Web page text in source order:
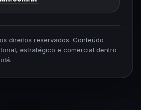
direitos reservados. Conteúdo
estratégico e comercial dentro